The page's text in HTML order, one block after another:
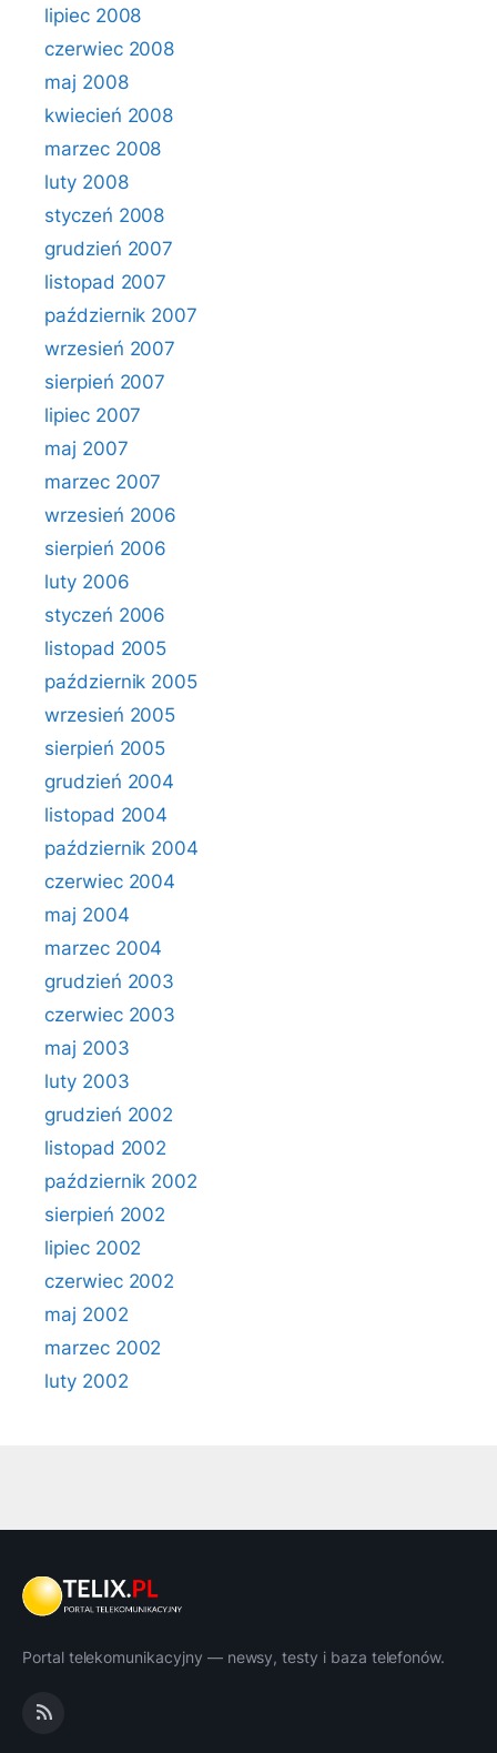
lipiec 2008
czerwiec 2008
maj 2008
kwiecień 2008
marzec 2008
luty 2008
styczeń 2008
grudzień 2007
listopad 2007
październik 2007
wrzesień 2007
sierpień 2007
lipiec 2007
maj 2007
marzec 2007
wrzesień 2006
sierpień 2006
luty 2006
styczeń 2006
listopad 2005
październik 2005
wrzesień 2005
sierpień 2005
grudzień 2004
listopad 2004
październik 2004
czerwiec 2004
maj 2004
marzec 2004
grudzień 2003
czerwiec 2003
maj 2003
luty 2003
grudzień 2002
listopad 2002
październik 2002
sierpień 2002
lipiec 2002
czerwiec 2002
maj 2002
marzec 2002
luty 2002
Portal telekomunikacyjny — newsy, testy i baza telefonów.